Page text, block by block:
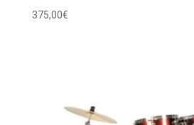
375,00€